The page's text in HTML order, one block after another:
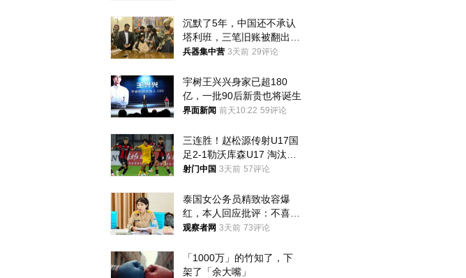
沉默了5年，中国还不承认
塔利班，三笔旧账被翻出，
最大风险出现
兵器集中营 3天前 29评论
宇树王兴兴身家已超180
亿，一批90后新贵也将诞生
界面新闻 前天10:22 59评论
三连胜！赵松源传射U17国
足2-1勒沃库森U17 淘汰赛
将战河床
射门中国 3天前 57评论
泰国女公务员精致妆容爆
红，本人回应批评：不喜欢
就别看
观察者网 3天前 73评论
「1000万」的竹知了，下
架了「余大嘴」